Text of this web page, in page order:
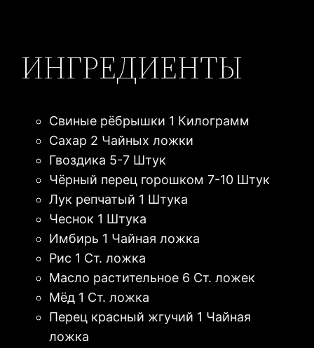
ИНГРЕДИЕНТЫ
Свиные рёбрышки 1 Килограмм
Сахар 2 Чайных ложки
Гвоздика 5-7 Штук
Чёрный перец горошком 7-10 Штук
Лук репчатый 1 Штука
Чеснок 1 Штука
Имбирь 1 Чайная ложка
Рис 1 Ст. ложка
Масло растительное 6 Ст. ложек
Мёд 1 Ст. ложка
Перец красный жгучий 1 Чайная
ложка